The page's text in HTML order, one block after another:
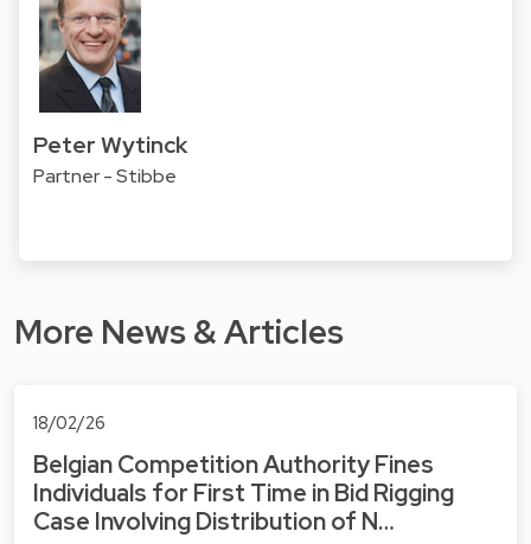
Peter Wytinck
Partner - Stibbe
More News & Articles
18/02/26
Belgian Competition Authority Fines
Individuals for First Time in Bid Rigging
Case Involving Distribution of N…